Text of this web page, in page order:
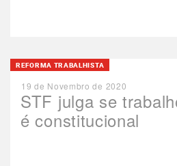
STF julga se
é constitucional
REFORMA TRABALHISTA
19 de Novembro de 2020